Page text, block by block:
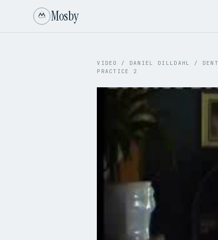
Mosby
VIDEO / DANIEL DILLDAHL /
PRACTICE 2